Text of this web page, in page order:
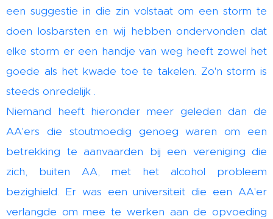
een suggestie in die zin volstaat om een storm te
doen losbarsten en wij hebben ondervonden dat
elke storm er een handje van weg heeft zowel het
goede als het kwade toe te takelen. Zo'n storm is
steeds onredelijk .
Niemand heeft hieronder meer geleden dan de
AA'ers die stoutmoedig genoeg waren om een
betrekking te aanvaarden bij een vereniging die
zich, buiten AA, met het alcohol probleem
bezighield. Er was een universiteit die een AA'er
verlangde om mee te werken aan de opvoeding